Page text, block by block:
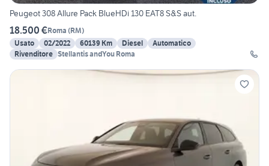
Peugeot 308 Allure Pack BlueHDi 130 EAT8 S&S aut.
18.500 €Roma (RM)
Usato
02/2022 60139 Km Diesel
Automatico
Rivenditore Stellantis andYou Roma